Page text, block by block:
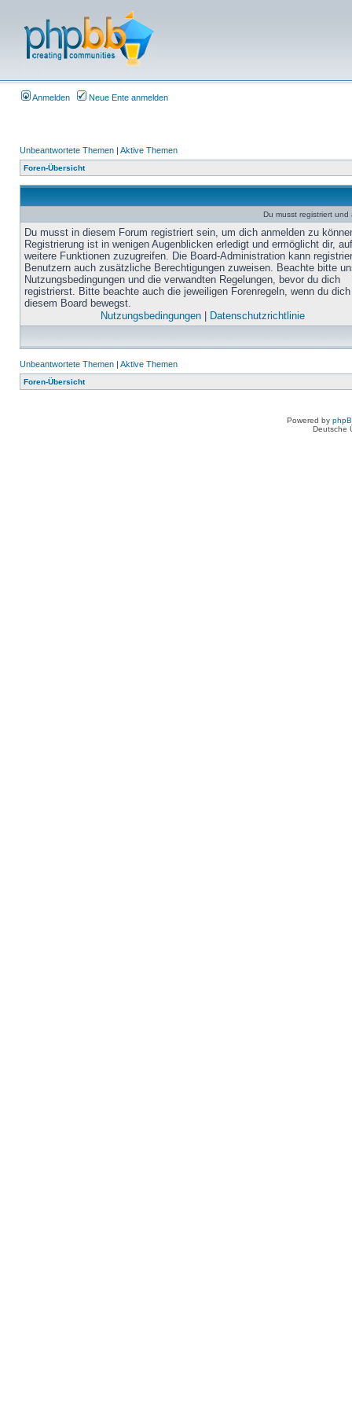
Anmelden Neue Ente anmelden
Unbeantwortete Themen | Aktive Themen
Foren-Übersicht
Du musst registriert
Du musst in diesem Forum registriert sein, um dich anmelden zu
Registrierung ist in wenigen Augenblicken erledigt und ermöglicht dir, auf
weitere Funktionen zuzugreifen. Die Board-Administration kann
Benutzern auch zusätzliche Berechtigungen zuweisen. Beachte bitte
Nutzungsbedingungen und die verwandten Regelungen, bevor du dich
registrierst. Bitte beachte auch die jeweiligen Forenregeln, wenn du
diesem Board bewegst.
Nutzungsbedingungen| Datenschutzrichtlinie
Unbeantwortete Themen | Aktive Themen
Foren-Übersicht
Powered by
Deutsche